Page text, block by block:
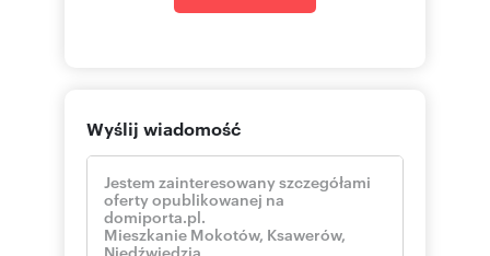
Wyślij wiadomość